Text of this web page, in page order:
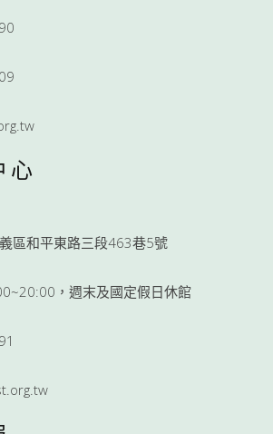
心
區和平東路三段463巷5號
，週末及國定假日休館